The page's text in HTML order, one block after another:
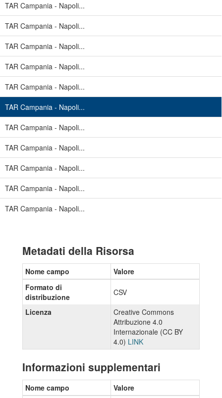
TAR Campania - Napoli...
TAR Campania - Napoli...
TAR Campania - Napoli...
TAR Campania - Napoli...
TAR Campania - Napoli...
TAR Campania - Napoli...
TAR Campania - Napoli...
TAR Campania - Napoli...
TAR Campania - Napoli...
TAR Campania - Napoli...
TAR Campania - Napoli...
Metadati della Risorsa
Nome campo
Valore
Formato di
distribuzione
CSV
Licenza
Creative Commons
Attribuzione 4.0
Internazionale (CC BY
4.0) LINK
Informazioni supplementari
Nome campo
Valore